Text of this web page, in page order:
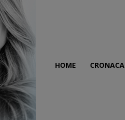
HOME CRONACA